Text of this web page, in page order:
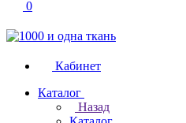
0
Кабинет
Каталог
Назад